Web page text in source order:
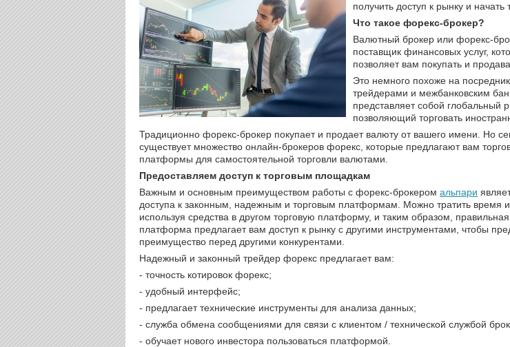
получить доступ к рынку и начать
Что такое форекс-брокер?
Валютный брокер или форекс-
поставщик финансовых услуг,
позволяет вам покупать и
Это немного похоже на
трейдерами и межбанковским
представляет собой глобальный
позволяющий торговать
Традиционно форекс-брокер покупает и продает валюту от вашего имени. Но
существует множество онлайн-брокеров форекс, которые предлагают вам
платформы для самостоятельной торговли валютами.
Предоставляем доступ к торговым площадкам
Важным и основным преимуществом работы с форекс-брокером альпари
доступа к законным, надежным и торговым платформам. Можно тратить время и
используя средства в другом торговую платформу, и таким образом, правильная
платформа предлагает вам доступ к рынку с другими инструментами, чтобы
преимущество перед другими конкурентами.
Надежный и законный трейдер форекс предлагает вам:
- точность котировок форекс;
- удобный интерфейс;
- предлагает технические инструменты для анализа данных;
- служба обмена сообщениями для связи с клиентом / технической службой
- обучает нового инвестора пользоваться платформой.